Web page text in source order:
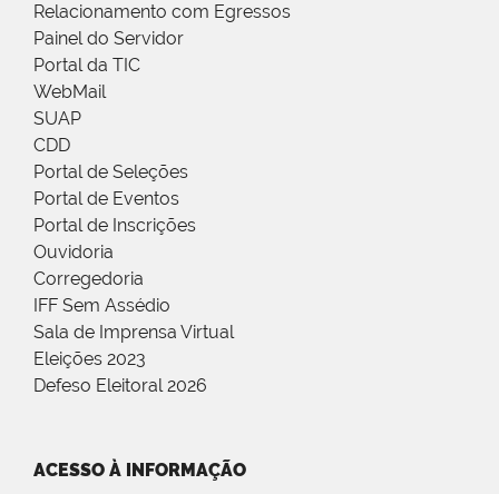
Relacionamento com Egressos
Painel do Servidor
Portal da TIC
WebMail
SUAP
CDD
Portal de Seleções
Portal de Eventos
Portal de Inscrições
Ouvidoria
Corregedoria
IFF Sem Assédio
Sala de Imprensa Virtual
Eleições 2023
Defeso Eleitoral 2026
ACESSO À INFORMAÇÃO